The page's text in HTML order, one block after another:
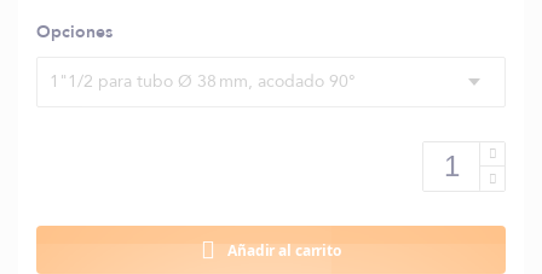
Opciones
1"1/2 para tubo Ø 38 mm, acodado 90°
Añadir al carrito